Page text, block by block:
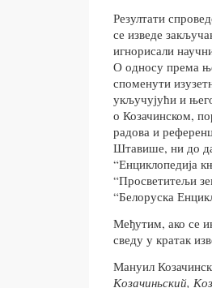
Резултати
се изведе
игнорисали
О односу према
споменути
укључујући и
о Козачинском,
радова и
Штавише, ни до
“Енциклопедија
“Просветитељи
“Белоруска
Међутим, ако се
сведу у кратак
Мануил
Козачиньский,